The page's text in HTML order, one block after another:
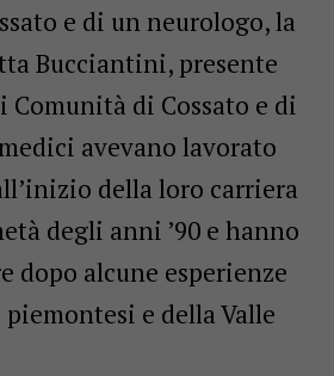
e di un neurologo, la
Bucciantini, presente
Comunità di Cossato e di
avevano lavorato
della loro carriera
degli anni ’90 e hanno
dopo alcune esperienze
e della Valle